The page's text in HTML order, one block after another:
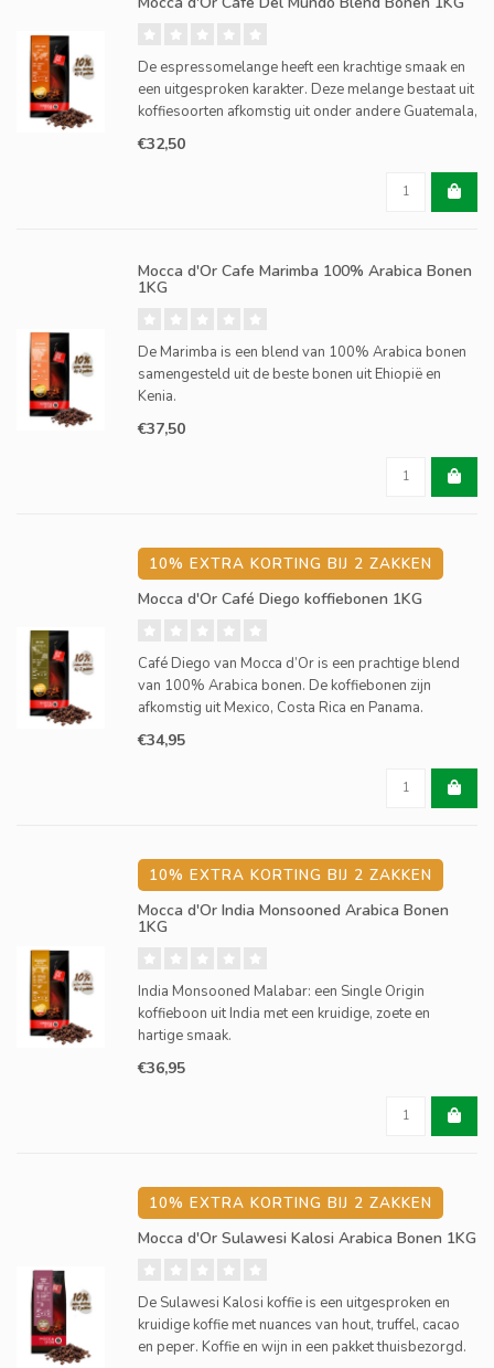
De espressomelange heeft een krachtige smaak en
een uitgesproken karakter. Deze melange bestaat uit
koffiesoorten afkomstig uit onder andere Guatemala,
Honduras en Costa Rica. De Nuances van walnoot,
gember en karamel geven de koffie een geweldige
€32,50
Mocca d'Or Cafe Marimba 100% Arabica Bonen
1KG
De Marimba is een blend van 100% Arabica bonen
samengesteld uit de beste bonen uit Ehiopië en
Kenia.
€37,50
10% EXTRA KORTING BIJ 2 ZAKKEN
Mocca d'Or Café Diego koffiebonen 1KG
Café Diego van Mocca d’Or is een prachtige blend
van 100% Arabica bonen. De koffiebonen zijn
afkomstig uit Mexico, Costa Rica en Panama.
€34,95
10% EXTRA KORTING BIJ 2 ZAKKEN
Mocca d'Or India Monsooned Arabica Bonen
1KG
India Monsooned Malabar: een Single Origin
koffieboon uit India met een kruidige, zoete en
hartige smaak.
€36,95
10% EXTRA KORTING BIJ 2 ZAKKEN
Mocca d'Or Sulawesi Kalosi Arabica Bonen 1KG
De Sulawesi Kalosi koffie is een uitgesproken en
kruidige koffie met nuances van hout, truffel, cacao
en peper. Koffie en wijn in een pakket thuisbezorgd.